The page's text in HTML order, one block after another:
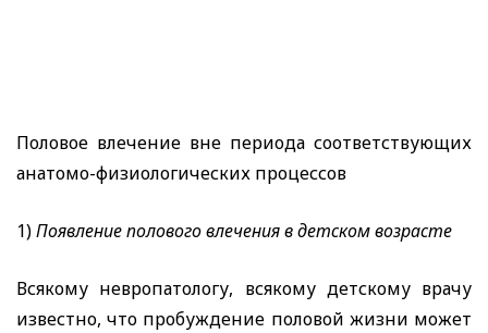
Половое влечение вне периода соответствующих
анатомо-физиологических процессов
1)Появление полового влечения в детском возрасте
Всякому невропатологу, всякому детскому врачу
известно, что пробуждение половой жизни может